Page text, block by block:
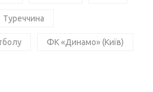
Туреччина
ФК «Динамо» (Київ)